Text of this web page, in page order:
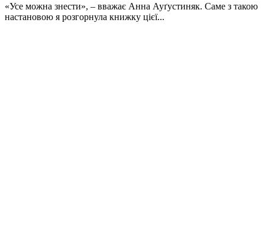
«Усе можна знести», ‒ вважає Анна Ауґустиняк. Саме з такою
настановою я розгорнула книжку цієї...